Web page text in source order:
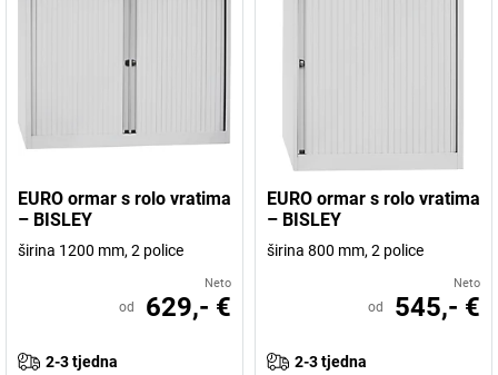
EURO ormar s rolo vratima
– BISLEY
širina 1200 mm, 2 police
Neto
od 629,- €
2-3 tjedna
EURO ormar s rolo vratima
– BISLEY
širina 800 mm, 2 police
Neto
od 545,- €
2-3 tjedna